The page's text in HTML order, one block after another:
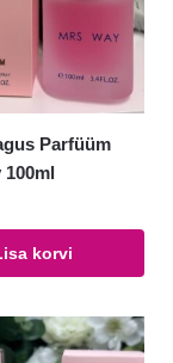
Parfüüm
100ml
korvi